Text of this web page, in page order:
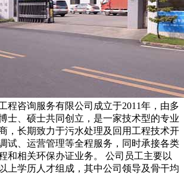
程咨询服务有限公司成立于2011年，由多
士、硕士共同创立，是一家技术型的专业
，长期致力于污水处理及回用工程技术开
试、运营管理等全程服务，同时承接各类
和相关环保办证业务。 公司员工主要以
上学历人才组成，其中公司领导及骨干均